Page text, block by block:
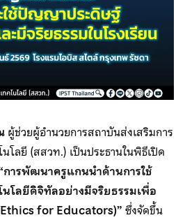
ผู้ช่วยผู้อำนวยการสถาบันส่งเสริมการ
โลยี (สสวท.) เป็นประธานในพิธีเปิด
การพัฒนาครูแกนนำด้านการใช้
โลยีดิจิทัลอย่างมีจริยธรรมเพื่อ
for Educators)”ซึ่งจัดขึ้น